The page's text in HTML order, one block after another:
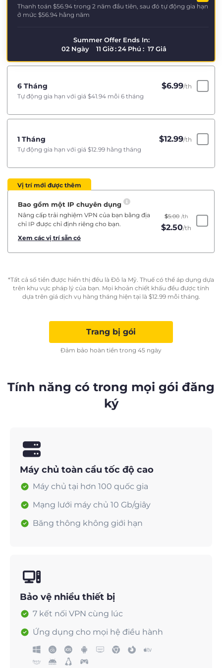
Thanh toán $56.94 trong 2 năm đầu tiên, sau đó tự động gia hạn
ở mức $56.94 hằng năm
Summer Offer Ends In:
02 Ngày 11 Giờ : 24 Phú : 17 Giâ
6 Tháng $6.99/th
Tự động gia hạn với giá $41.94 mỗi 6 tháng
1 Tháng $12.99/th
Tự động gia hạn với giá $12.99 hằng tháng
Vị trí mới được thêm
Bao gồm một IP chuyên dụng
Nâng cấp trải nghiệm VPN của bạn bằng địa
chỉ IP được chỉ định riêng cho bạn.
Xem các vị trí sẵn có
$5.00 /th
$2.50/th
*Tất cả số tiền được hiển thị đều là Đô la Mỹ. Thuế có thể áp dụng dựa
trên khu vực pháp lý của bạn. Mọi khoản chiết khấu đều được tính
dựa trên giá dịch vụ hàng tháng hiện tại là $12.99mỗi tháng.
Trang bị gói
Đảm bảo hoàn tiền trong 45 ngày
Tính năng có trong mọi gói đăng
ký
Máy chủ toàn cầu tốc độ cao
Máy chủ tại hơn 100 quốc gia
Mạng lưới máy chủ 10 Gb/giây
Băng thông không giới hạn
Bảo vệ nhiều thiết bị
7 kết nối VPN cùng lúc
Ứng dụng cho mọi hệ điều hành